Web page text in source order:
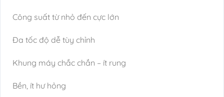
Công suất từ nhỏ đến cực lớn
Đa tốc độ dễ tùy chỉnh
Khung máy chắc chắn – ít rung
Bền, ít hư hỏng